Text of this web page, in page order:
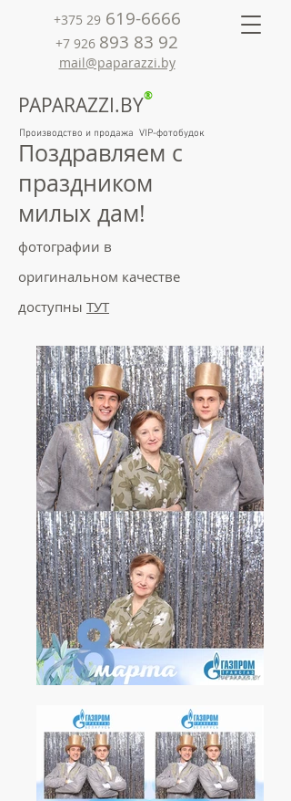
PAPARAZZI.BY®
Производство и продажа VIP-фотобудок
+375 29 619-6666
+7 926 893 83 92
mail@paparazzi.by
Поздравляем с
праздником
милых дам!
фотографии в
оригинальном качестве
доступны ТУТ